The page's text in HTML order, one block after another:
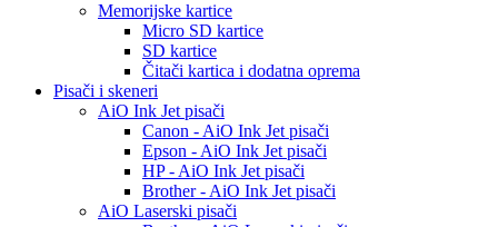
Memorijske kartice
Micro SD kartice
SD kartice
Čitači kartica i dodatna oprema
Pisači i skeneri
AiO Ink Jet pisači
Canon - AiO Ink Jet pisači
Epson - AiO Ink Jet pisači
HP - AiO Ink Jet pisači
Brother - AiO Ink Jet pisači
AiO Laserski pisači